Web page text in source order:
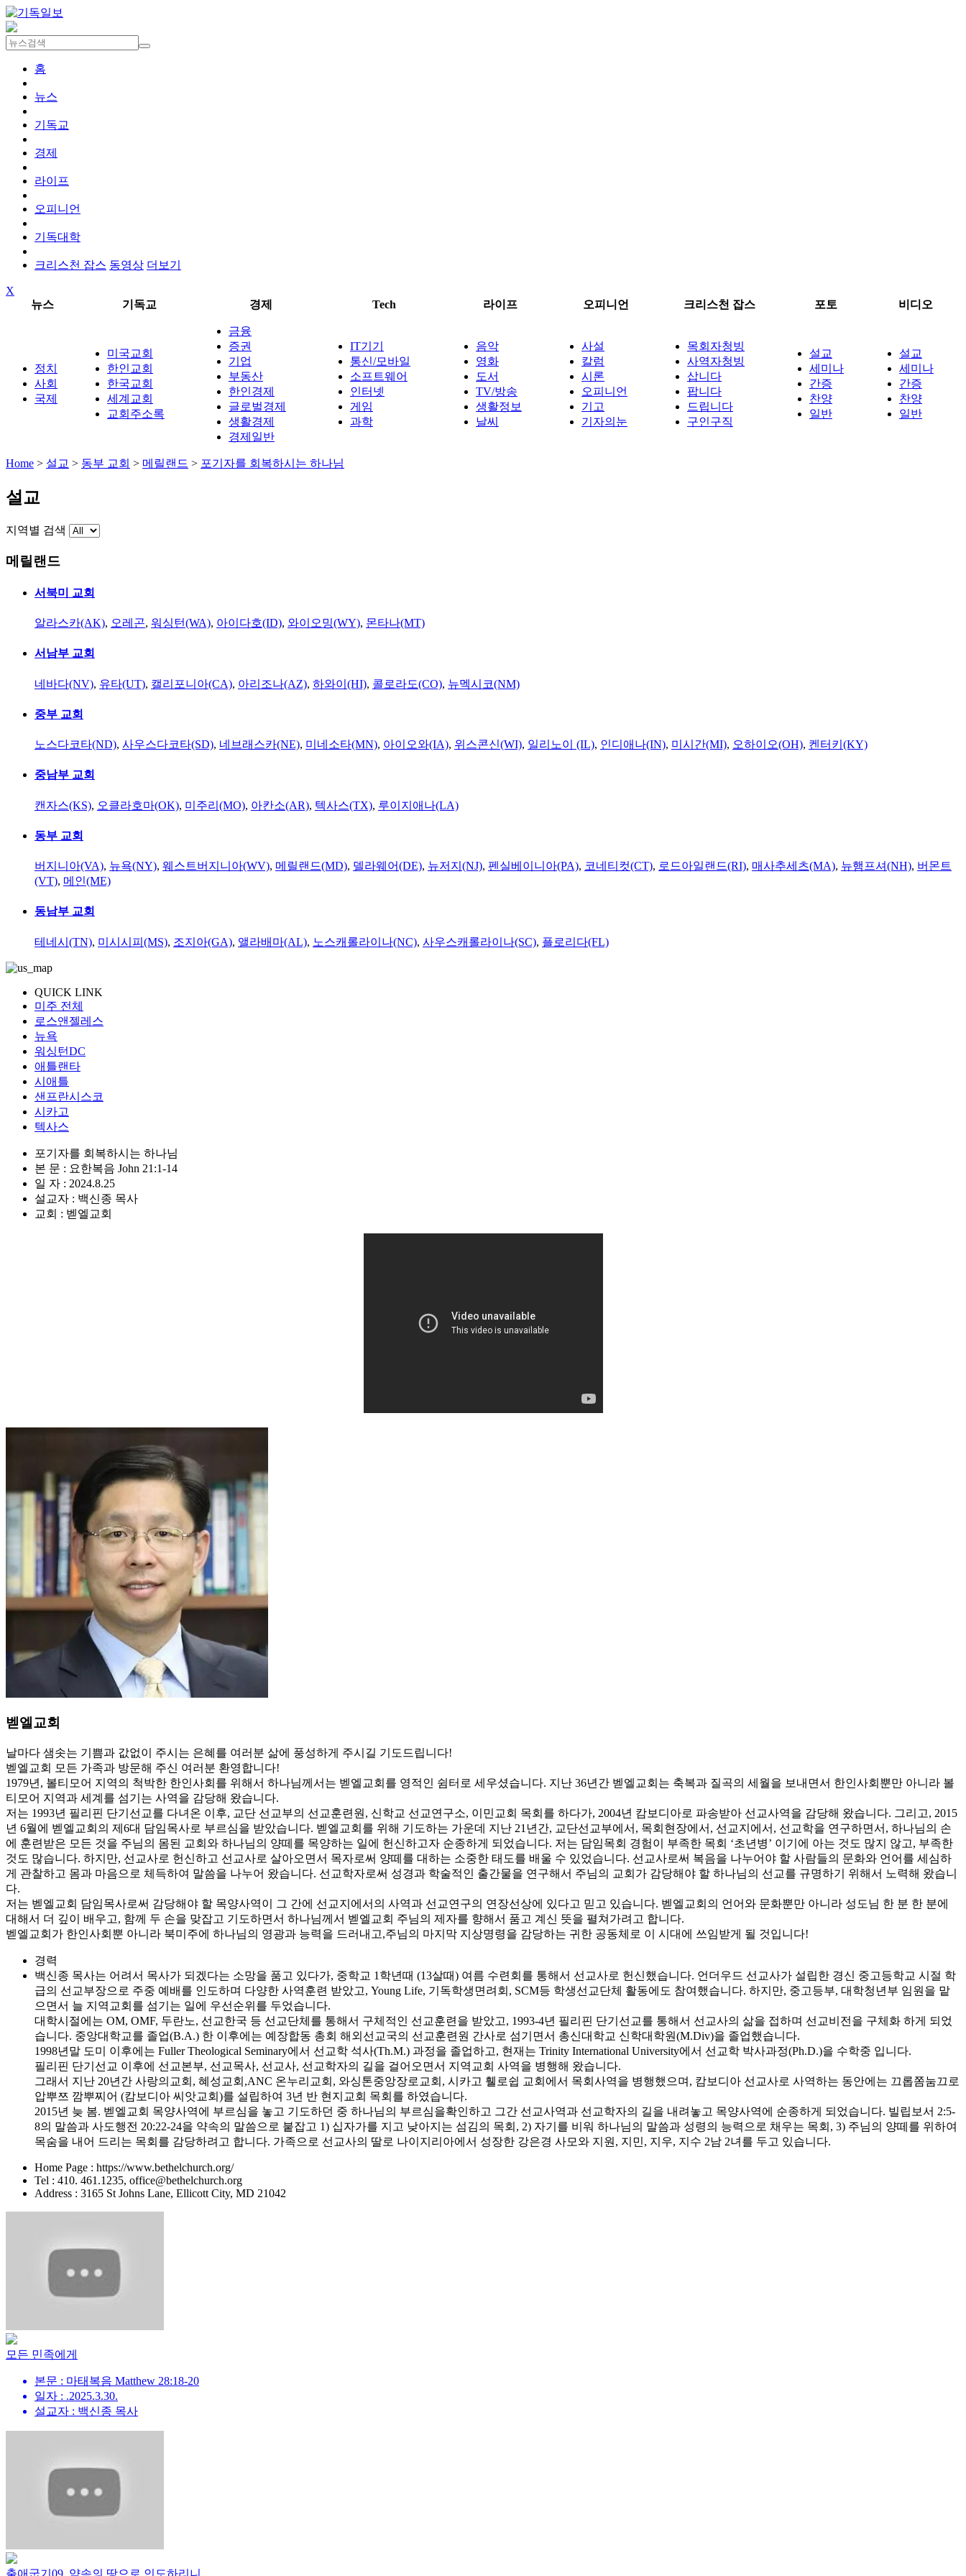
홈
뉴스
기독교
경제
라이프
오피니언
기독대학
크리스천 잡스 동영상 더보기
X
뉴스
기독교 경제 Tech 라이프 오피니언 크리스천 잡스 포토 비디오
정치
사회
국제
미국교회
한인교회
한국교회
세계교회
교회주소록
금융
증권
기업
부동산
한인경제
글로벌경제
생활경제
경제일반
IT기기
통신/모바일
소프트웨어
인터넷
게임
과학
음악
영화
도서
TV/방송
생활정보
날씨
사설
칼럼
시론
오피니언
기고
기자의눈
목회자청빙
사역자청빙
삽니다
팝니다
드립니다
구인구직
설교
세미나
간증
찬양
일반
설교
세미나
간증
찬양
일반
Home > 설교 > 동부 교회 > 메릴랜드 > 포기자를 회복하시는 하나님
설교
지역별 검색
메릴랜드
서북미 교회
알라스카(AK), 오레곤, 워싱턴(WA), 아이다호(ID), 와이오밍(WY), 몬타나(MT)
서남부 교회
네바다(NV), 유타(UT), 캘리포니아(CA), 아리조나(AZ), 하와이(HI), 콜로라도(CO), 뉴멕시코(NM)
중부 교회
노스다코타(ND), 사우스다코타(SD), 네브래스카(NE), 미네소타(MN), 아이오와(IA), 위스콘신(WI), 일리노이 (IL), 인디애나(IN), 미시간(MI), 오하이오(OH), 켄터키(KY)
중남부 교회
캔자스(KS), 오클라호마(OK), 미주리(MO), 아칸소(AR), 텍사스(TX), 루이지애나(LA)
동부 교회
버지니아(VA), 뉴욕(NY), 웨스트버지니아(WV), 메릴랜드(MD), 델라웨어(DE), 뉴저지(NJ), 펜실베이니아(PA), 코네티컷(CT), 로드아일랜드(RI), 매사추세츠(MA), 뉴햄프셔(NH), 버몬트
(VT), 메인(ME)
동남부 교회
테네시(TN), 미시시피(MS), 조지아(GA), 앨라배마(AL), 노스캐롤라이나(NC), 사우스캐롤라이나(SC), 플로리다(FL)
QUICK LINK
미주 전체
로스앤젤레스
뉴욕
워싱턴DC
애틀랜타
시애틀
샌프란시스코
시카고
텍사스
포기자를 회복하시는 하나님
본 문 : 요한복음 John 21:1-14
일 자 : 2024.8.25
설교자 : 백신종 목사
교회 : 벧엘교회
벧엘교회
날마다 샘솟는 기쁨과 값없이 주시는 은혜를 여러분 삶에 풍성하게 주시길 기도드립니다!
벧엘교회 모든 가족과 방문해 주신 여러분 환영합니다!
1979년, 볼티모어 지역의 척박한 한인사회를 위해서 하나님께서는 벧엘교회를 영적인 쉼터로 세우셨습니다. 지난 36년간 벧엘교회는 축복과 질곡의 세월을 보내면서 한인사회뿐만 아니라 볼
티모어 지역과 세계를 섬기는 사역을 감당해 왔습니다.
저는 1993년 필리핀 단기선교를 다녀온 이후, 교단 선교부의 선교훈련원, 신학교 선교연구소, 이민교회 목회를 하다가, 2004년 캄보디아로 파송받아 선교사역을 감당해 왔습니다. 그리고, 2015
년 6월에 벧엘교회의 제6대 담임목사로 부르심을 받았습니다. 벧엘교회를 위해 기도하는 가운데 지난 21년간, 교단선교부에서, 목회현장에서, 선교지에서, 선교학을 연구하면서, 하나님의 손
에 훈련받은 모든 것을 주님의 몸된 교회와 하나님의 양떼를 목양하는 일에 헌신하고자 순종하게 되었습니다. 저는 담임목회 경험이 부족한 목회 ‘초년병’ 이기에 아는 것도 많지 않고, 부족한
것도 많습니다. 하지만, 선교사로 헌신하고 선교사로 살아오면서 목자로써 양떼를 대하는 소중한 태도를 배울 수 있었습니다. 선교사로써 복음을 나누어야 할 사람들의 문화와 언어를 세심하
게 관찰하고 몸과 마음으로 체득하여 말씀을 나누어 왔습니다. 선교학자로써 성경과 학술적인 출간물을 연구해서 주님의 교회가 감당해야 할 하나님의 선교를 규명하기 위해서 노력해 왔습니
다.
저는 벧엘교회 담임목사로써 감당해야 할 목양사역이 그 간에 선교지에서의 사역과 선교연구의 연장선상에 있다고 믿고 있습니다. 벧엘교회의 언어와 문화뿐만 아니라 성도님 한 분 한 분에
대해서 더 깊이 배우고, 함께 두 손을 맞잡고 기도하면서 하나님께서 벧엘교회 주님의 제자를 향해서 품고 계신 뜻을 펼쳐가려고 합니다.
벧엘교회가 한인사회뿐 아니라 북미주에 하나님의 영광과 능력을 드러내고,주님의 마지막 지상명령을 감당하는 귀한 공동체로 이 시대에 쓰임받게 될 것입니다!
경력
백신종 목사는 어려서 목사가 되겠다는 소망을 품고 있다가, 중학교 1학년때 (13살때) 여름 수련회를 통해서 선교사로 헌신했습니다. 언더우드 선교사가 설립한 경신 중고등학교 시절 학
급의 선교부장으로 주중 예배를 인도하며 다양한 사역훈련 받았고, Young Life, 기독학생면려회, SCM등 학생선교단체 활동에도 참여했습니다. 하지만, 중고등부, 대학청년부 임원을 맡
으면서 늘 지역교회를 섬기는 일에 우선순위를 두었습니다.
대학시절에는 OM, OMF, 두란노, 선교한국 등 선교단체를 통해서 구체적인 선교훈련을 받았고, 1993-4년 필리핀 단기선교를 통해서 선교사의 삶을 접하며 선교비전을 구체화 하게 되었
습니다. 중앙대학교를 졸업(B.A.) 한 이후에는 예장합동 총회 해외선교국의 선교훈련원 간사로 섬기면서 총신대학교 신학대학원(M.Div)을 졸업했습니다.
1998년말 도미 이후에는 Fuller Theological Seminary에서 선교학 석사(Th.M.) 과정을 졸업하고, 현재는 Trinity International University에서 선교학 박사과정(Ph.D.)을 수학중 입니다.
필리핀 단기선교 이후에 선교본부, 선교목사, 선교사, 선교학자의 길을 걸어오면서 지역교회 사역을 병행해 왔습니다.
그래서 지난 20년간 사랑의교회, 혜성교회,ANC 온누리교회, 와싱톤중앙장로교회, 시카고 휄로쉽 교회에서 목회사역을 병행했으며, 캄보디아 선교사로 사역하는 동안에는 끄롭쫌눔끄로
압뿌쯔 깜뿌찌어 (캄보디아 씨앗교회)를 설립하여 3년 반 현지교회 목회를 하였습니다.
2015년 늦 봄. 벧엘교회 목양사역에 부르심을 놓고 기도하던 중 하나님의 부르심을확인하고 그간 선교사역과 선교학자의 길을 내려놓고 목양사역에 순종하게 되었습니다. 빌립보서 2:5-
8의 말씀과 사도행전 20:22-24을 약속의 말씀으로 붙잡고 1) 십자가를 지고 낮아지는 섬김의 목회, 2) 자기를 비워 하나님의 말씀과 성령의 능력으로 채우는 목회, 3) 주님의 양떼를 위하여
목숨을 내어 드리는 목회를 감당하려고 합니다. 가족으로 선교사의 딸로 나이지리아에서 성장한 강은경 사모와 지원, 지민, 지우, 지수 2남 2녀를 두고 있습니다.
Home Page : https://www.bethelchurch.org/
Tel : 410. 461.1235, office@bethelchurch.org
Address : 3165 St Johns Lane, Ellicott City, MD 21042
모든 민족에게
본문 : 마태복음 Matthew 28:18-20
일자 : .2025.3.30.
설교자 : 백신종 목사